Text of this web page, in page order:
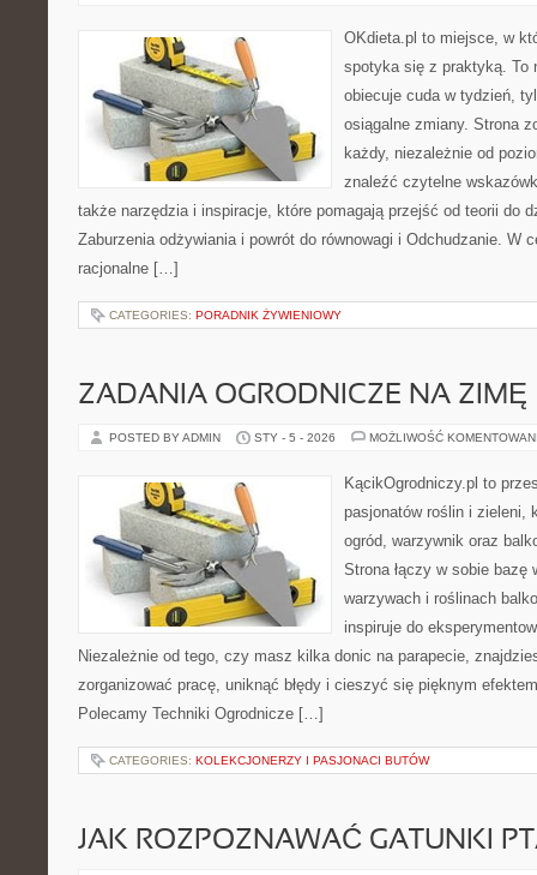
OKdieta.pl to miejsce, w
spotyka się z praktyką. To
obiecuje cuda w tydzień,
osiągalne zmiany. Strona
każdy, niezależnie od
znaleźć czytelne
także narzędzia i inspiracje, które pomagają przejść od teorii do
Zaburzenia odżywiania i powrót do równowagi i Odchudzanie. W
racjonalne […]
CATEGORIES: PORADNIK ŻYWIENIOWY
ZADANIA OGRODNICZE NA ZIMĘ
POSTED BY ADMIN STY - 5 - 2026 MOŻLIWOŚĆ
KącikOgrodniczy.pl to
pasjonatów roślin i zieleni,
ogród, warzywnik oraz
Strona łączy w sobie bazę
warzywach i roślinach
inspiruje do
Niezależnie od tego, czy masz kilka donic na parapecie,
zorganizować pracę, uniknąć błędy i cieszyć się pięknym
Polecamy Techniki Ogrodnicze […]
CATEGORIES: KOLEKCJONERZY I PASJONACI BUTÓW
JAK ROZPOZNAWAĆ GATUNKI